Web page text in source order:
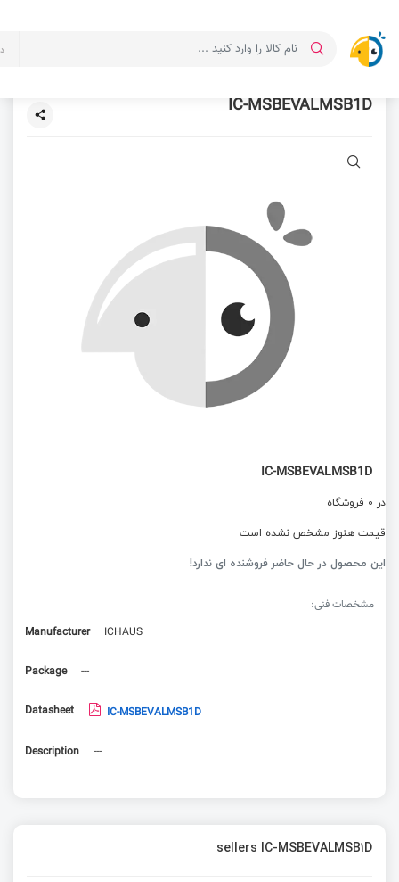
IC-MSBEVALMSB1D
IC-MSBEVALMSB1D
در 0 فروشگاه
قیمت هنوز مشخص نشده است
این محصول در حال حاضر فروشنده ای ندارد!
مشخصات فنی:
Manufacturer
ICHAUS
Package ---
Datasheet IC-MSBEVALMSB1D
Description ---
sellers IC-MSBEVALMSB1D